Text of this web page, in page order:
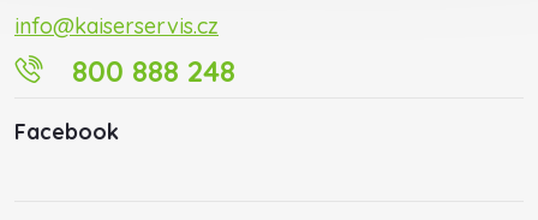
info@kaiserservis.cz
800 888 248
Facebook